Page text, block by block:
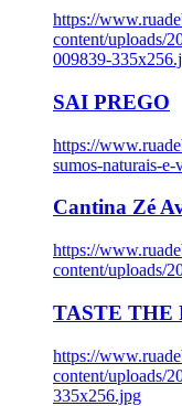
https://
content/uploads/
009839-
SAI PREGO
https://
sumos-naturais-
Cantina Zé
https://
content/uploads/
TASTE THE
https://
content/uploads/
335x256.jpg